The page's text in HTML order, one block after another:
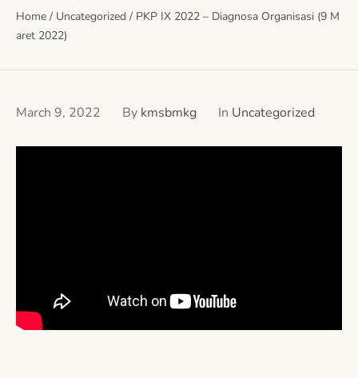
Home / Uncategorized / PKP IX 2022 – Diagnosa Organisasi (9 M
aret 2022)
March 9, 2022 By kmsbmkg In Uncategorized